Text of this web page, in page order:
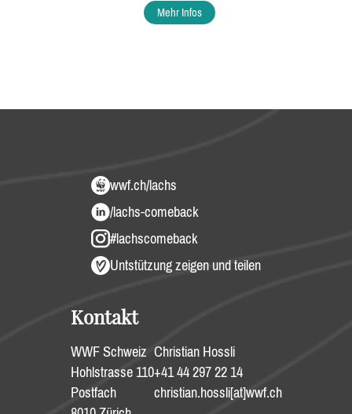
Mehr Infos
wwf.ch/lachs
/lachs-comeback
#lachscomeback
Untstützung zeigen und teilen
Kontakt
WWF Schweiz
Hohlstrasse 110
Postfach
Christian Hossli
+41 44 297 22 14
christian.hossli[at]wwf.ch